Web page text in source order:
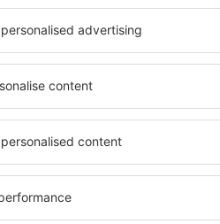
podle vašich
i levné
v centru
nebo
a dalším
Acerra
in Acerra si
jednotlivce,
možnost
Mezi další
četné
nezbytné